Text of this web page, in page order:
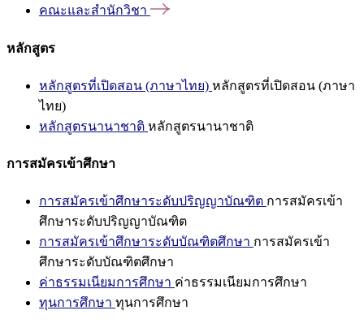
คณะและสำนักวิชา
หลักสูตร
หลักสูตรที่เปิดสอน (ภาษาไทย) หลักสูตรที่เปิดสอน (ภาษา
ไทย)
หลักสูตรนานาชาติ หลักสูตรนานาชาติ
การสมัครเข้าศึกษา
การสมัครเข้าศึกษาระดับปริญญาบัณฑิต การสมัครเข้า
ศึกษาระดับปริญญาบัณฑิต
การสมัครเข้าศึกษาระดับบัณฑิตศึกษา การสมัครเข้า
ศึกษาระดับบัณฑิตศึกษา
ค่าธรรมเนียมการศึกษา ค่าธรรมเนียมการศึกษา
ทุนการศึกษา ทุนการศึกษา